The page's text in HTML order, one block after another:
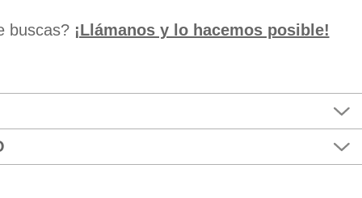
buscas? ¡Llámanos y lo hacemos posible!